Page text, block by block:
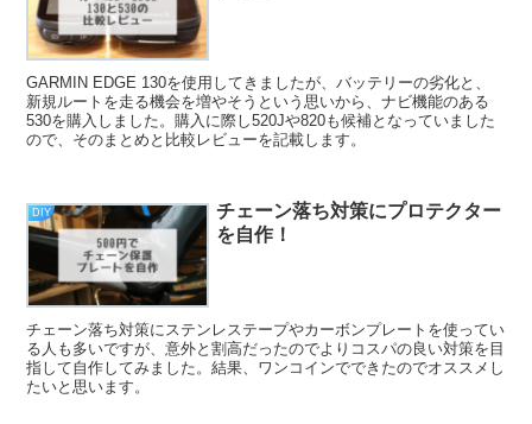
GARMIN EDGE 130を使用してきましたが、バッテリーの劣化と、
新規ルートを走る機会を増やそうという思いから、ナビ機能のある
530を購入しました。購入に際し520Jや820も候補となっていました
ので、そのまとめと比較レビューを記載します。
DIY
チェーン落ち対策にプロテクター
を自作！
チェーン落ち対策にステンレステープやカーボンプレートを使ってい
る人も多いですが、意外と割高だったのでよりコスパの良い対策を目
指して自作してみました。結果、ワンコインでできたのでオススメし
たいと思います。